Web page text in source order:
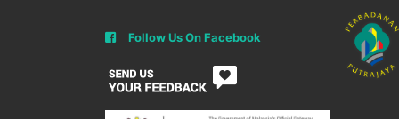
Follow Us On Facebook